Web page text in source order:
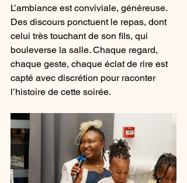
L’ambiance est conviviale, généreuse.
Des discours ponctuent le repas, dont
celui très touchant de son fils, qui
bouleverse la salle. Chaque regard,
chaque geste, chaque éclat de rire est
capté avec discrétion pour raconter
l’histoire de cette soirée.